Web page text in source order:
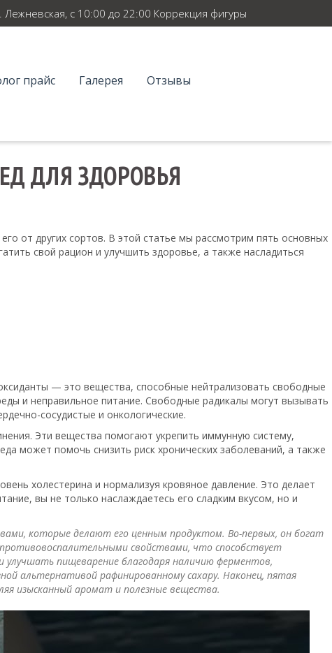
Лежневская, с 10:00 до 22:00 Коррекция фигуры
прайс Галерея
Отзывы
ДЛЯ ЗДОРОВЬЯ
от других сортов. В этой статье мы рассмотрим пять основных
свой рацион и улучшить здоровье, а также насладиться
— это вещества, способные нейтрализовать свободные
и неправильное питание. Свободные радикалы могут вызывать
сосудистые и онкологические.
Эти вещества помогают укрепить иммунную систему,
может помочь снизить риск хронических заболеваний, а также
холестерина и нормализуя кровяное давление. Это делает
вы не только наслаждаетесь его сладким вкусом, но и
которые делают его ценным продуктом. Во-первых, он богат
свойствами, что способствует
улучшать пищеварение благодаря наличию ферментов,
альтернативой рафинированному сахару. Наконец, пятая
изысканный аромат и полезные вещества.